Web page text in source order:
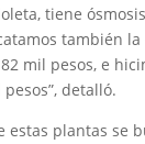
tiene
también
mil pesos, e
detalló.
plantas se